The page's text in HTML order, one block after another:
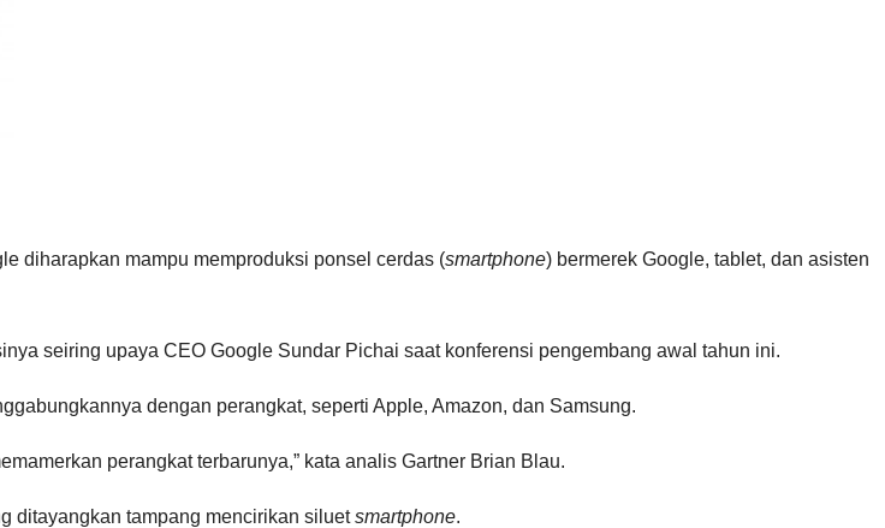
diharapkan mampu memproduksi ponsel cerdas (smartphone) bermerek Google, tablet, dan asisten
seiring upaya CEO Google Sundar Pichai saat konferensi pengembang awal tahun ini.
dengan perangkat, seperti Apple, Amazon, dan Samsung.
perangkat terbarunya,” kata analis Gartner Brian Blau.
ditayangkan tampang mencirikan siluetsmartphone.